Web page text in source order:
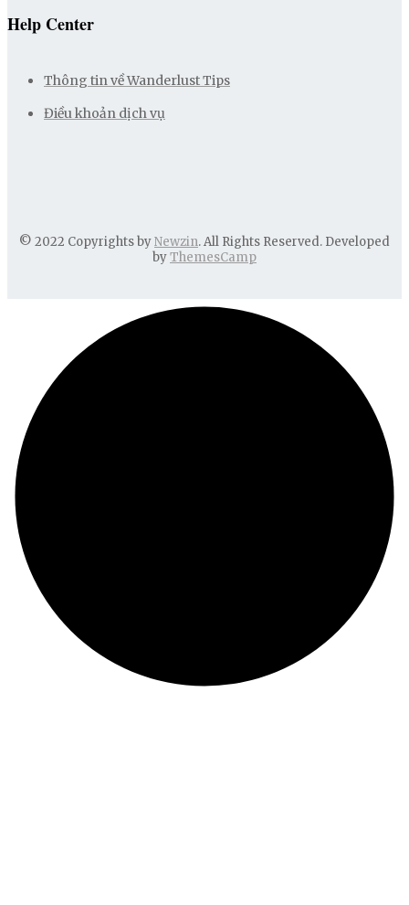
Help Center
Thông tin về Wanderlust Tips
Điều khoản dịch vụ
© 2022 Copyrights byNewzin. All Rights Reserved. Developed
byThemesCamp